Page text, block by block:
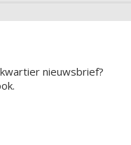
nieuwsbrief?